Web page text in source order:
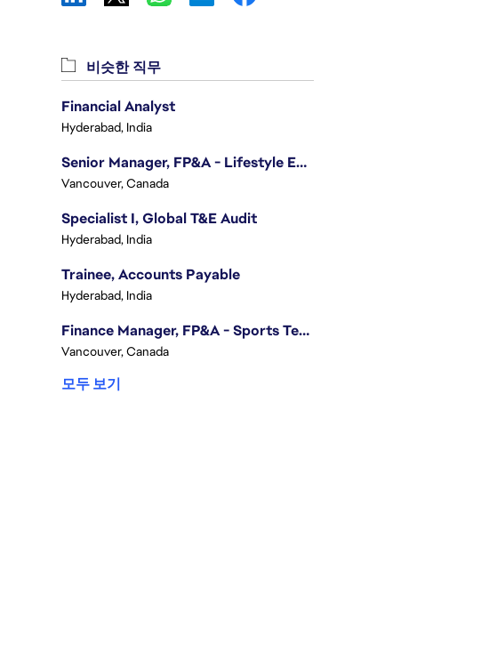
비슷한 직무
Financial Analyst
Hyderabad, India
Senior Manager, FP&A - Lifestyle Entertainment
Vancouver, Canada
Specialist I, Global T&E Audit
Hyderabad, India
Trainee, Accounts Payable
Hyderabad, India
Finance Manager, FP&A - Sports Technology & Tracab
Vancouver, Canada
모두 보기